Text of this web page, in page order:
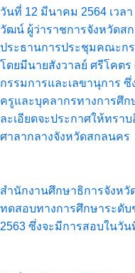
วันที่ 12 มีนาคม 2564 เวล
วัฒน์ ผู้ว่าราชการจังหวัดส
ประธานการประชุมคณะก
โดยมีนายสังวาลย์ ศรีโคต
กรรมการและเลขานุการ
ครูและบุคลากรทางการศึก
ละเอียดจะประกาศให้ทรา
ศาลากลางจังหวัดสกลนคร
สำนักงานศึกษาธิการจังห
ทดสอบทางการศึกษาระดั
2563 ซึ่งจะมีการสอบในวั